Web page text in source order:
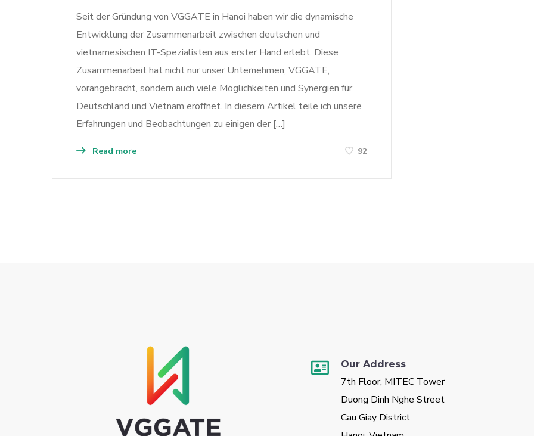
Seit der Gründung von VGGATE in Hanoi haben wir die dynamische
Entwicklung der Zusammenarbeit zwischen deutschen und
vietnamesischen IT-Spezialisten aus erster Hand erlebt. Diese
Zusammenarbeit hat nicht nur unser Unternehmen, VGGATE,
vorangebracht, sondern auch viele Möglichkeiten und Synergien für
Deutschland und Vietnam eröffnet. In diesem Artikel teile ich unsere
Erfahrungen und Beobachtungen zu einigen der […]
Read more 92
Our Address
7th Floor, MITEC Tower
Duong Dinh Nghe Street
Cau Giay District